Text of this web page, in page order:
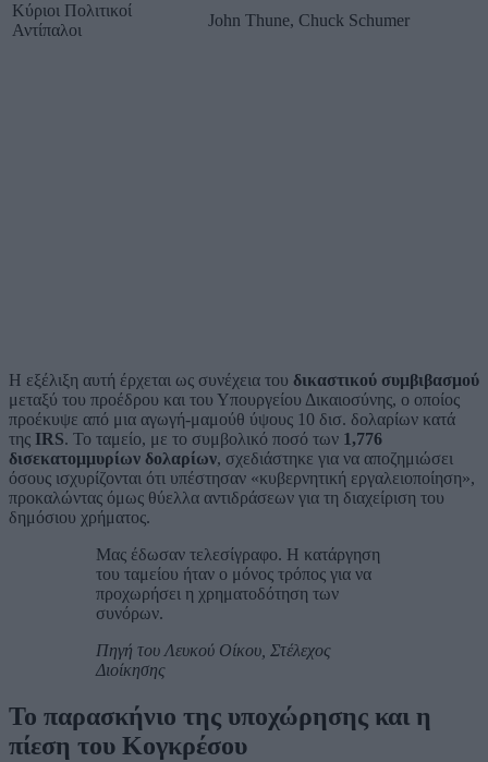
Κύριοι Πολιτικοί
Αντίπαλοι
John Thune, Chuck Schumer
Η εξέλιξη αυτή έρχεται ως συνέχεια του δικαστικού συμβιβασμού
μεταξύ του προέδρου και του Υπουργείου Δικαιοσύνης, ο οποίος
προέκυψε από μια αγωγή-μαμούθ ύψους 10 δισ. δολαρίων κατά
της IRS. Το ταμείο, με το συμβολικό ποσό των 1,776
δισεκατομμυρίων δολαρίων, σχεδιάστηκε για να αποζημιώσει
όσους ισχυρίζονται ότι υπέστησαν «κυβερνητική εργαλειοποίηση»,
προκαλώντας όμως θύελλα αντιδράσεων για τη διαχείριση του
δημόσιου χρήματος.
Μας έδωσαν τελεσίγραφο. Η κατάργηση
του ταμείου ήταν ο μόνος τρόπος για να
προχωρήσει η χρηματοδότηση των
συνόρων.
Πηγή του Λευκού Οίκου, Στέλεχος
Διοίκησης
Το παρασκήνιο της υποχώρησης και η
πίεση του Κογκρέσου